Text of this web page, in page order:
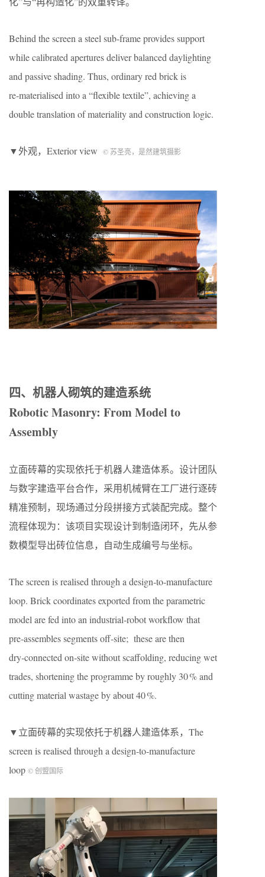
Behind the screen a steel sub‑frame provides support
while calibrated apertures deliver balanced daylighting
and passive shading. Thus, ordinary red brick is
re‑materialised into a “flexible textile”, achieving a
double translation of materiality and construction logic.
▼外观，Exterior view © 苏圣亮，是然建筑摄影
四、机器人砌筑的建造系统
Robotic Masonry: From Model to
Assembly
立面砖幕的实现依托于机器人建造体系。设计团队
与数字建造平台合作，采用机械臂在工厂进行逐砖
精准预制，现场通过分段拼接方式装配完成。整个
流程体现为：该项目实现设计到制造闭环，先从参
数模型导出砖位信息，自动生成编号与坐标。
The screen is realised through a design‑to‑manufacture
loop. Brick coordinates exported from the parametric
model are fed into an industrial‑robot workflow that
pre‑assembles segments off‑site; these are then
dry‑connected on‑site without scaffolding, reducing wet
trades, shortening the programme by roughly 30 % and
cutting material wastage by about 40 %.
▼立面砖幕的实现依托于机器人建造体系，The
screen is realised through a design‑to‑manufacture
loop © 创盟国际